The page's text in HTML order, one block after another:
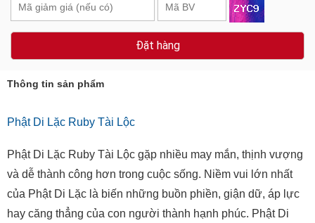
Đặt hàng
Thông tin sản phẩm
Phật Di Lặc Ruby Tài Lộc
Phật Di Lặc Ruby Tài Lộc gặp nhiều may mắn, thịnh vượng
và dễ thành công hơn trong cuộc sống. Niềm vui lớn nhất
của Phật Di Lặc là biến những buồn phiền, giận dữ, áp lực
hay căng thẳng của con người thành hạnh phúc. Phật Di